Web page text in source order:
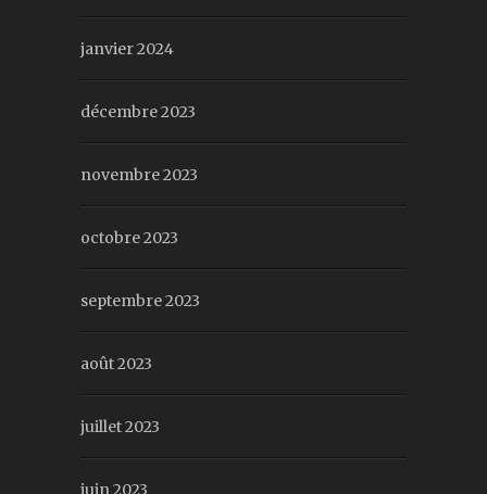
janvier 2024
décembre 2023
novembre 2023
octobre 2023
septembre 2023
août 2023
juillet 2023
juin 2023